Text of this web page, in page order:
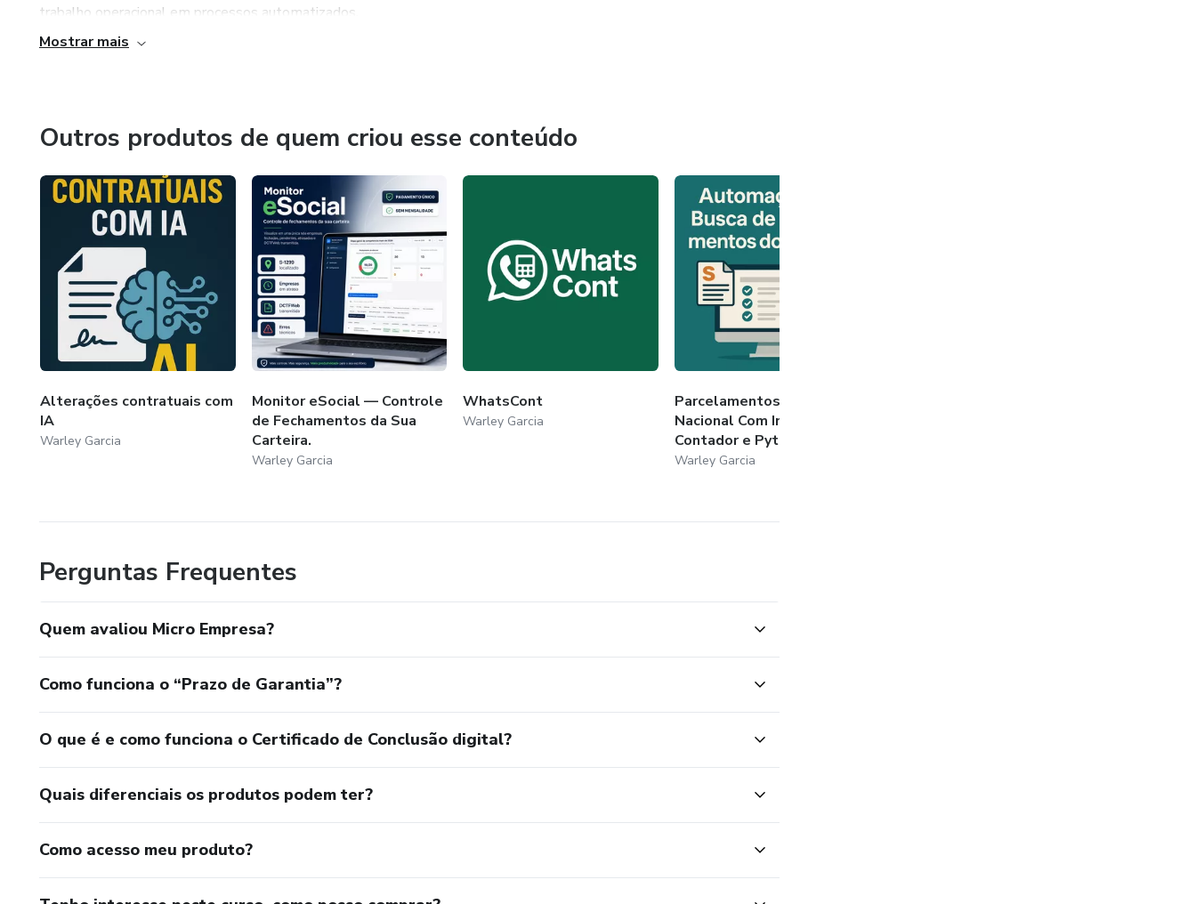
trabalho operacional em processos automatizados.
Mostrar mais
Outros produtos de quem criou esse conteúdo
Alterações contratuais com
IA
Warley Garcia
Monitor eSocial — Controle
de Fechamentos da Sua
Carteira.
Warley Garcia
WhatsCont
Warley Garcia
Parcelamentos Simples
Nacional Com Integra
Contador e Python
Warley Garcia
Perguntas Frequentes
Quem avaliou Micro Empresa?
Como funciona o “Prazo de Garantia”?
O que é e como funciona o Certificado de Conclusão digital?
Quais diferenciais os produtos podem ter?
Como acesso meu produto?